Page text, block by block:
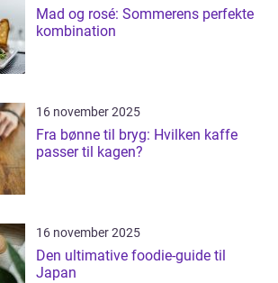
Mad og rosé: Sommerens perfekte
kombination
16 november 2025
Fra bønne til bryg: Hvilken kaffe
passer til kagen?
16 november 2025
Den ultimative foodie-guide til
Japan